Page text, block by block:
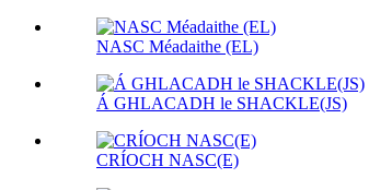
NASC Méadaithe (EL)
Á GHLACADH le SHACKLE(JS)
CRÍOCH NASC(E)